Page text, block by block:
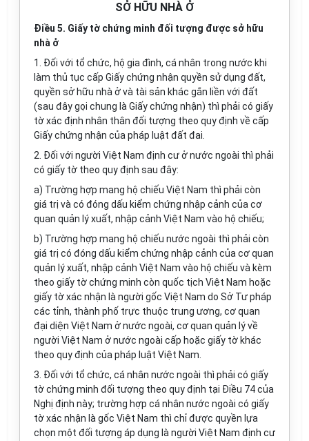
SỞ HỮU NHÀ Ở
Điều 5. Giấy tờ chứng minh đối tượng được sở hữu
nhà ở
1. Đối với tổ chức, hộ gia đình, cá nhân trong nước khi
làm thủ tục cấp Giấy chứng nhận quyền sử dụng đất,
quyền sở hữu nhà ở và tài sản khác gắn liền với đất
(sau đây gọi chung là Giấy chứng nhận) thì phải có giấy
tờ xác định nhân thân đối tượng theo quy định về cấp
Giấy chứng nhận của pháp luật đất đai.
2. Đối với người Việt Nam định cư ở nước ngoài thì phải
có giấy tờ theo quy định sau đây:
a) Trường hợp mang hộ chiếu Việt Nam thì phải còn
giá trị và có đóng dấu kiểm chứng nhập cảnh của cơ
quan quản lý xuất, nhập cảnh Việt Nam vào hộ chiếu;
b) Trường hợp mang hộ chiếu nước ngoài thì phải còn
giá trị có đóng dấu kiểm chứng nhập cảnh của cơ quan
quản lý xuất, nhập cảnh Việt Nam vào hộ chiếu và kèm
theo giấy tờ chứng minh còn quốc tịch Việt Nam hoặc
giấy tờ xác nhận là người gốc Việt Nam do Sở Tư pháp
các tỉnh, thành phố trực thuộc trung ương, cơ quan
đại diện Việt Nam ở nước ngoài, cơ quan quản lý về
người Việt Nam ở nước ngoài cấp hoặc giấy tờ khác
theo quy định của pháp luật Việt Nam.
3. Đối với tổ chức, cá nhân nước ngoài thì phải có giấy
tờ chứng minh đối tượng theo quy định tại Điều 74 của
Nghị định này; trường hợp cá nhân nước ngoài có giấy
tờ xác nhận là gốc Việt Nam thì chỉ được quyền lựa
chọn một đối tượng áp dụng là người Việt Nam định cư